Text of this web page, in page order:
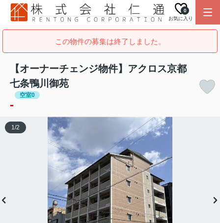
お気に入り
0
この物件の募集は終了しました。
【オーナーチェンジ物件】アクロス京都
七条鴨川御苑
空室0
-
1/2